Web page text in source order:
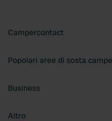
Campercontact
Popolari aree di sosta
Business
Altro